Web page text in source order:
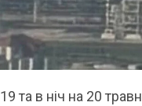
19 та в ніч на 20